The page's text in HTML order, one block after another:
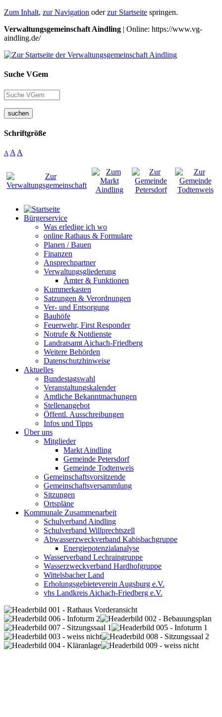
Zum Inhalt, zur Navigation oderzur Startseite springen.
Verwaltungsgemeinschaft Aindling | Online: https://www.vg-
aindling.de/
Suche VGem
suchen
Schriftgröße
A A A
Bürgerservice
Was erledige ich wo
online Rathaus & Formulare
Planen / Bauen
Finanzen
Ansprechpartner
Verwaltungsgliederung
Ämter & Funktionen
Kummerkasten
Satzungen & Verordnungen
Ver- und Entsorgung
Bauhöfe
Feuerwehr, First Responder
Notrufe & Notdienste
Landratsamt Aichach-Friedberg
Weitere Behörden
Datenschutzhinweise
Aktuelles
Bundestagswahl
Veranstaltungskalender
Amtliche Bekanntmachungen
Stellenangebot
Öffentl. Ausschreibungen
Infos und Tipps
Über uns
Mitglieder
Markt Aindling
Gemeinde Petersdorf
Gemeinde Todtenweis
Gemeinschaftsvorsitzende
Gemeinschaftsversammlung
Sitzungen
Ortspläne
Kommunale Zusammenarbeit
Schulverband Aindling
Schulverband Willprechtszell
Abwasserzweckverband Kabisbachgruppe
Energiepotenzialanalyse
Wasserverband Lechraingruppe
Wasserzweckverband Hardhofgruppe
Wittelsbacher Land
Erholungsgebieteverein Augsburg e.V.
vhs Landkreis Aichach-Friedberg e.V.